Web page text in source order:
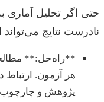
حتی اگر تحلیل آماری
نادرست نتایج
**راه‌حل:**
هر آزمون. ارتباط
پژوهش و چارچوب